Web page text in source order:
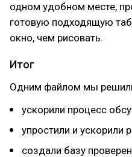
одном удобном месте,
готовую подходящую
окно, чем рисовать.
Итог
Одним файлом мы
ускорили процесс
упростили и ускорили
создали базу